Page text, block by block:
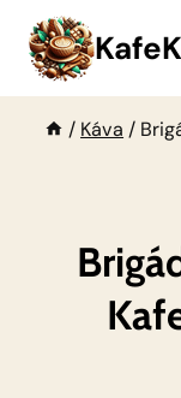
Přeskočit
obsah
/ Káva /